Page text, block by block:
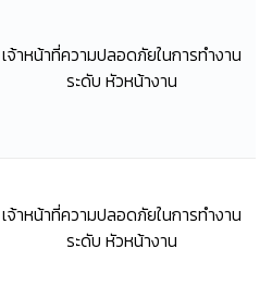
เจ้าหน้าที่ความปลอดภัยในการทำงาน
ระดับ หัวหน้างาน
เจ้าหน้าที่ความปลอดภัยในการทำงาน
ระดับ หัวหน้างาน